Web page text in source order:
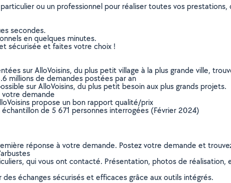
ou un professionnel pour réaliser toutes vos
secondes.
en quelques minutes.
sécurisée et faites votre choix !
sur AlloVoisins, du plus petit village à la plus grande ville,
millions de demandes postées par an
sur AlloVoisins, du plus petit besoin aux plus grands projets.
votre demande
propose un bon rapport qualité/prix
de 5 671 personnes interrogées (Février 2024)
réponse à votre demande. Postez votre demande et
qui vous ont contacté. Présentation, photos de
échanges sécurisés et efficaces grâce aux outils intégrés.